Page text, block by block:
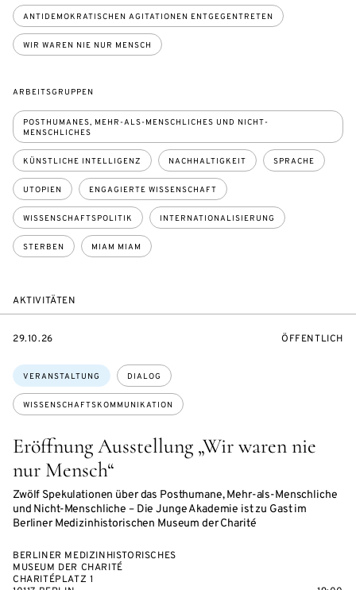
ANTIDEMOKRATISCHEN AGITATIONEN ENTGEGENTRETEN
WIR WAREN NIE NUR MENSCH
ARBEITSGRUPPEN
POSTHUMANES, MEHR-ALS-MENSCHLICHES UND NICHT-
MENSCHLICHES
KÜNSTLICHE INTELLIGENZ NACHHALTIGKEIT SPRACHE
UTOPIEN ENGAGIERTE WISSENSCHAFT
WISSENSCHAFTSPOLITIK INTERNATIONALISIERUNG
STERBEN MIAM MIAM
AKTIVITÄTEN
Eröffnung Ausstellung „Wir waren nie
nur Mensch“
Zwölf Spekulationen über das Posthumane, Mehr-als-Menschliche
und Nicht-Menschliche – Die Junge Akademie ist zu Gast im
Berliner Medizinhistorischen Museum der Charité
Themen:
VERANSTALTUNG DIALOG
WISSENSCHAFTSKOMMUNIKATION
EVENTBEGINSON
29.10.26 ÖFFENTLICH
BERLINER MEDIZINHISTORISCHES
MUSEUM DER CHARITÉ
CHARITÉPLATZ 1